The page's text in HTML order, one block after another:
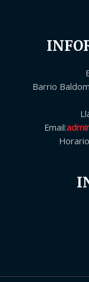
Barrio
Email: